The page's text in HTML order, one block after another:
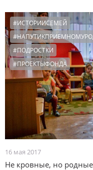
#ИСТОРИИСЕМЕЙ
#ПОДРОСТКИ
#ПРОЕКТЫФОНДА
16 мая 2017
Не кровные, но